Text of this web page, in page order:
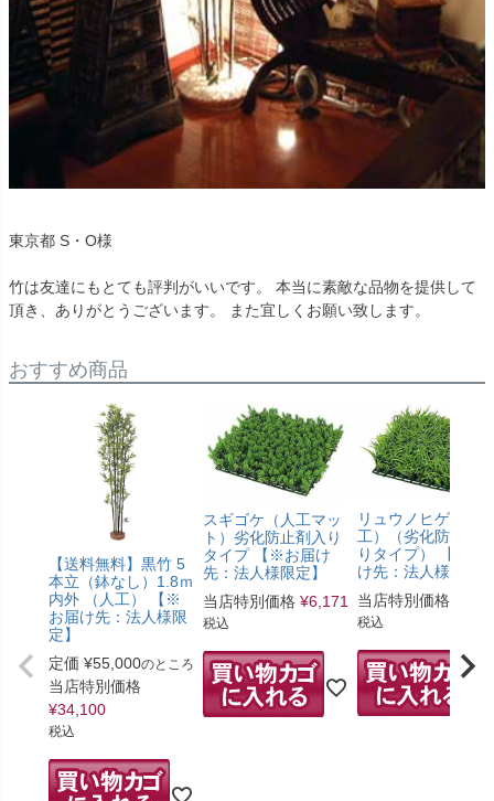
東京都 S・O様
竹は友達にもとても評判がいいです。 本当に素敵な品物を提供して
頂き、ありがとうございます。 また宜しくお願い致します。
おすすめ商品
【送料無料】黒竹 5
本立（鉢なし）1.8ｍ
内外 （人工） 【※
お届け先：法人様限
定】
定価 ¥55,000のところ
当店特別価格
¥34,100
税込
スギゴケ（人工マッ
ト）劣化防止剤入り
タイプ 【※お届け
先：法人様限定】
当店特別価格 ¥6,171
税込
リュウノヒゲ（人
工）（劣化防止剤
りタイプ） 【※お
け先：法人様限定
当店特別価格
税込